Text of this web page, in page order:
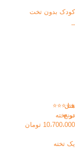
کودک بدون تخت
هتل
ترنج
⭐⭐⭐⭐⭐
دو تخته
10،700،000 تومان
یک تخته